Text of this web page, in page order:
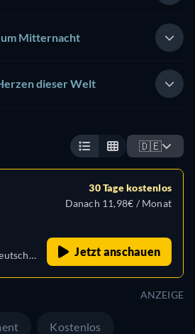
um Mitternacht
dieser Welt
🇩🇪
30 Tage kostenlos
Danach 11,98€ / Monat
Jetzt anschauen
ANZEIGE
Kostenlos